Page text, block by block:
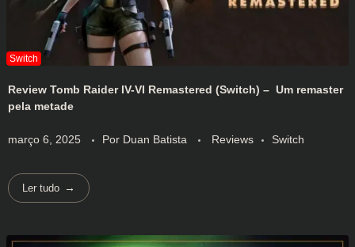
Review Tomb Raider IV-VI Remastered (Switch) – Um remaster
pela metade
março 6, 2025 Por Duan Batista Reviews Switch
Ler tudo